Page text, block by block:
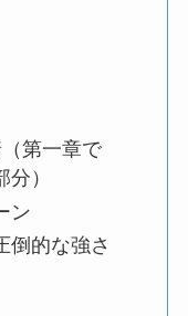
第一章で
）
ン
倒的な強さ